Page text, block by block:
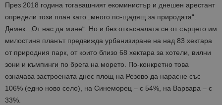
През 2018 година тогавашният екоминистър и днешен арестант
определи този план като „много по-щадящ за природата“.
Демек: „От нас да мине“. Но и без откъсналата се от сърцето им
милостиня планът предвижда урбанизиране на над 83 хектара
от природния парк, от които близо 68 хектара за хотели, вилни
зони и къмпинги по брега на морето. По-конкретно това
означава застроената днес площ на Резово да нарасне със
106% (едно ново село), на Синеморец – с 54%, на Варвара – с
33%.